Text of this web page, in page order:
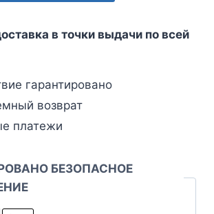
в точки выдачи по всей
гарантировано
возврат
платежи
БЕЗОПАСНОЕ